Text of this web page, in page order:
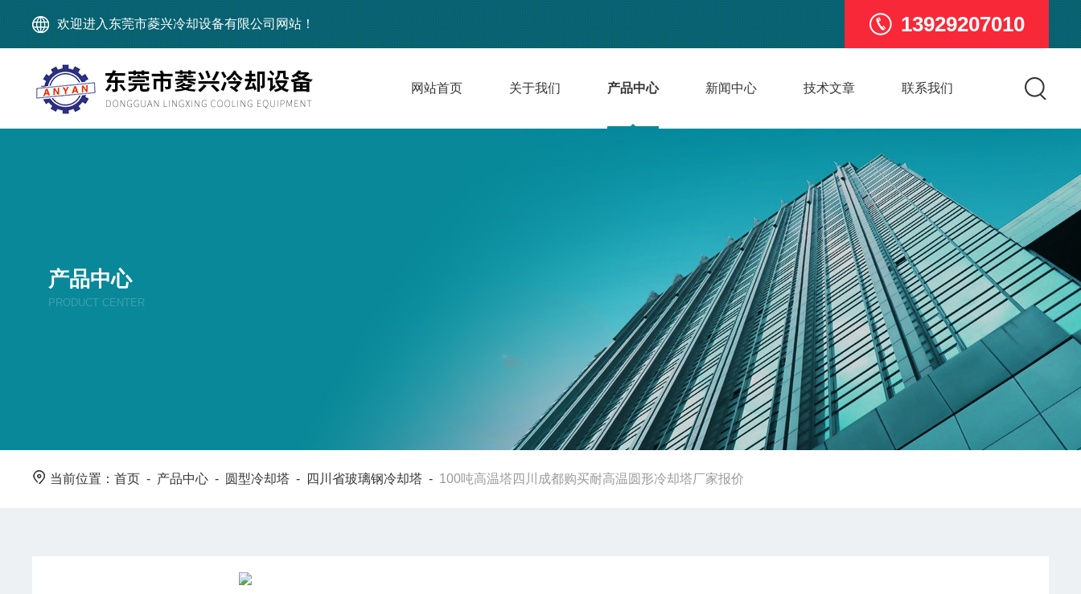
欢迎进入东莞市菱兴冷却设备有限公司网站！ 13929207010
网站首页 关于我们 产品中心 新闻中心 技术文章 联系我们
产品中心
PRODUCT CENTER
当前位置：首页 - 产品中心 - 圆型冷却塔 - 四川省玻璃钢冷却塔 - 100吨高温塔四川成都购买耐高温圆形冷却塔厂家报价